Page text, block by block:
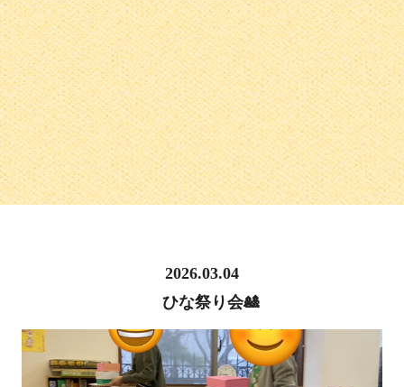
2026.03.04
ひな祭り会🎎